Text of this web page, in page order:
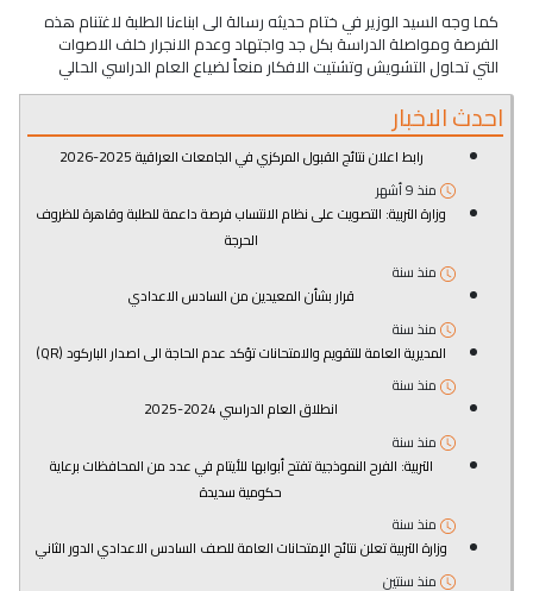
كما وجه السيد الوزير في ختام حديثه رسالة الى ابناءنا الطلبة لاغتنام هذه
الفرصة ومواصلة الدراسة بكل جد واجتهاد وعدم الانجرار خلف الاصوات
التي تحاول التشويش وتشتيت الافكار منعاً لضياع العام الدراسي الحالي
احدث الاخبار
رابط اعلان نتائج القبول المركزي في الجامعات العراقية 2025-2026
منذ 9 أشهر
وزارة التربية: التصويت على نظام الانتساب فرصة داعمة للطلبة وقاهرة للظروف
الحرجة
منذ سنة
قرار بشأن المعيدين من السادس الاعدادي
منذ سنة
المديرية العامة للتقويم والامتحانات تؤكد عدم الحاجة الى اصدار الباركود (QR)
منذ سنة
انطلاق العام الدراسي 2024-2025
منذ سنة
التربية: الفرح النموذجية تفتح أبوابها للأيتام في عدد من المحافظات برعاية
حكومية سديدة
منذ سنة
وزارة التربية تعلن نتائج الإمتحانات العامة للصف السادس الاعدادي الدور الثاني
منذ سنتين